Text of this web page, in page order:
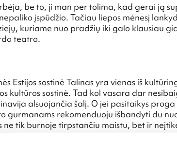
be to, ji man per tolima, kad gerai ją
įspūdžio. Tačiau liepos mėnesį
kuriame nuo pradžių iki galo klausiau
teatro.
Estijos sostinė Talinas yra vienas iš
kultūros sostinė. Tad kol vasara dar
alsuojančia šalį. O jei pasitaikys proga
gurmanams rekomenduoju išbandyti du
ne tik burnoje tirpstančiu maistu, bet ir